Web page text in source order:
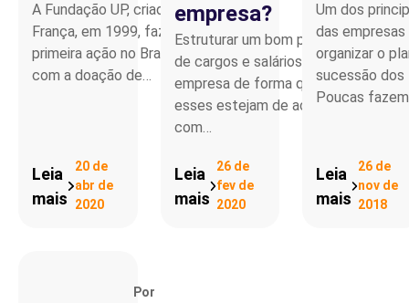
A Fundação UP, criada na
França, em 1999, faz sua
primeira ação no Brasil,
com a doação de…
Leia
mais
20 de
abr de
2020
empresa?
Estruturar um bom plano
de cargos e salários na
empresa de forma que
esses estejam de acordo
com…
Leia
mais
26 de
fev de
2020
Um dos
das
organizar o
sucessão dos
Poucas
Leia
mais
26 de
nov de
2018
Por